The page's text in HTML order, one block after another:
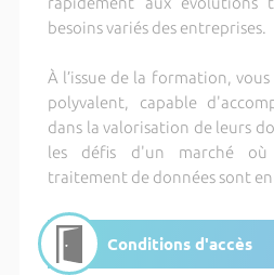
besoins variés des entreprises.
À l’issue de la formation,
polyvalent, capable
dans la valorisation de leurs
les défis d'un marché où
traitement de données sont
Conditions d'accès